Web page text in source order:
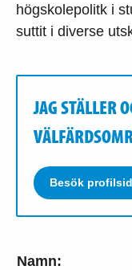
Namn:
högskolepolitk i
suttit i diverse
JAG STÄLLER
Besök